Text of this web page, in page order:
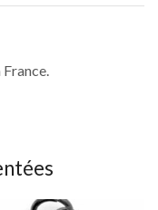
France.